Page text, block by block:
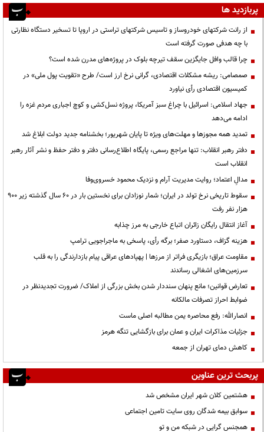
پربازدید ها
از رانت‌ شرکتهای خودروساز و تاسیس شرکتهای تراستی در اروپا تا تسخیر دستگاه نظارتی
با چه هدفی صورت گرفته است
چرا قالب وافل جایگزین سقف تیرچه بلوک در پروژه‌های مدرن شده است؟
صمصامی: ریشه مشکلات اقتصادی، گرانی نرخ ارز است/ طرح «تقویت پول ملی» در
کمیسیون اقتصادی رأی نیاورد
جهاد اسلامی: اسرائیل با چراغ سبز آمریکا، پروژه نسل‌کشی و کوچ اجباری مردم غزه را
ادامه می‌دهد
تمدید همه مجوزها و مهلت‌های ویژه تا پایان شهریور؛ بخشنامه جدید دولت ابلاغ شد
دفتر رهبر انقلاب: تنها مراجع رسمی، پایگاه اطلاع‌رسانی دفتر و دفتر حفظ و نشر آثار رهبر
انقلاب است
مدالِ اعتماد؛ روایت مدیریت آرام و نزدیک محمود خسروی‌وفا
سقوط تاریخی نرخ تولد در ایران؛ شمار نوزادان برای نخستین بار در ۶۰ سال گذشته زیر ۹۰۰
هزار نفر رفت
آغاز انتقال رایگان زائران اتباع خارجی به مرز چذابه
هزینه گزاف، دستاورد صفر؛ برگه رأی، پاسخی به ماجراجویی ترامپ
مقاومت عراق؛ بازیگری فراتر از مرزها | پهپادهای عراقی پیام بازدارندگی را به قلب
سرزمین‌های اشغالی رساندند
تعارض قوانین؛ مانع پنهان سنددار شدن بخش بزرگی از املاک/ ضرورت تجدیدنظر در
ضوابط احراز تصرفات مالکانه
انصارالله: رفع محاصره یمن مطالبه اصلی ماست
جزئیات مذاکرات ایران و عمان برای بازگشایی تنگه هرمز
کاهش دمای تهران از جمعه
پربحث ترین عناوین
هشتمین کلان شهر ایران مشخص شد
سوابق بیمه شدگان روی سایت تامین اجتماعی
همجنس گرایی در شبکه من و تو